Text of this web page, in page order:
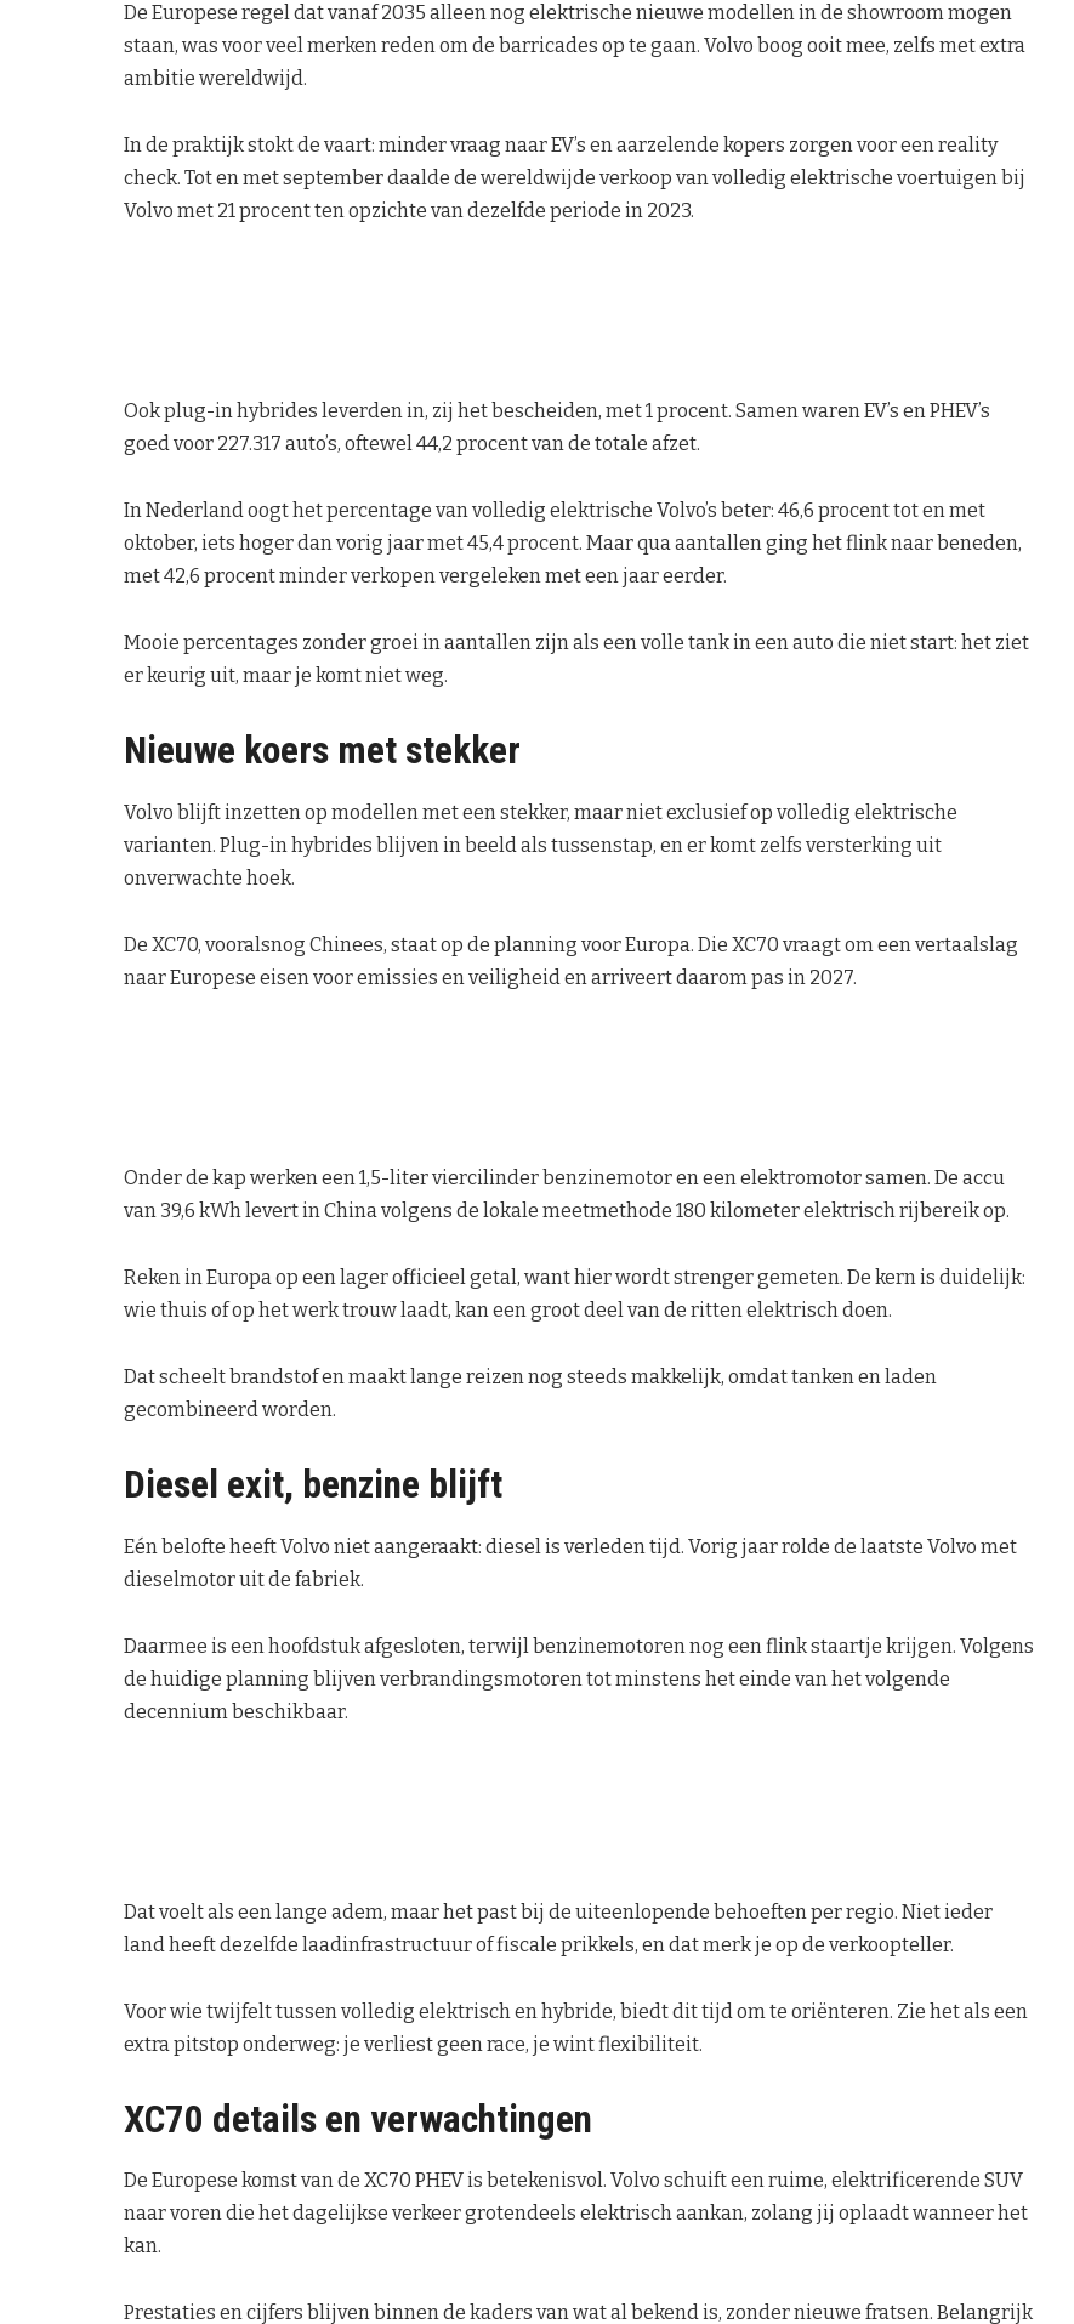
De Europese regel dat vanaf 2035 alleen nog elektrische nieuwe modellen in de showroom mogen
staan, was voor veel merken reden om de barricades op te gaan. Volvo boog ooit mee, zelfs met extra
ambitie wereldwijd.
In de praktijk stokt de vaart: minder vraag naar EV’s en aarzelende kopers zorgen voor een reality
check. Tot en met september daalde de wereldwijde verkoop van volledig elektrische voertuigen bij
Volvo met 21 procent ten opzichte van dezelfde periode in 2023.
Ook plug-in hybrides leverden in, zij het bescheiden, met 1 procent. Samen waren EV’s en PHEV’s
goed voor 227.317 auto’s, oftewel 44,2 procent van de totale afzet.
In Nederland oogt het percentage van volledig elektrische Volvo’s beter: 46,6 procent tot en met
oktober, iets hoger dan vorig jaar met 45,4 procent. Maar qua aantallen ging het flink naar beneden,
met 42,6 procent minder verkopen vergeleken met een jaar eerder.
Mooie percentages zonder groei in aantallen zijn als een volle tank in een auto die niet start: het ziet
er keurig uit, maar je komt niet weg.
Nieuwe koers met stekker
Volvo blijft inzetten op modellen met een stekker, maar niet exclusief op volledig elektrische
varianten. Plug-in hybrides blijven in beeld als tussenstap, en er komt zelfs versterking uit
onverwachte hoek.
De XC70, vooralsnog Chinees, staat op de planning voor Europa. Die XC70 vraagt om een vertaalslag
naar Europese eisen voor emissies en veiligheid en arriveert daarom pas in 2027.
Onder de kap werken een 1,5-liter viercilinder benzinemotor en een elektromotor samen. De accu
van 39,6 kWh levert in China volgens de lokale meetmethode 180 kilometer elektrisch rijbereik op.
Reken in Europa op een lager officieel getal, want hier wordt strenger gemeten. De kern is duidelijk:
wie thuis of op het werk trouw laadt, kan een groot deel van de ritten elektrisch doen.
Dat scheelt brandstof en maakt lange reizen nog steeds makkelijk, omdat tanken en laden
gecombineerd worden.
Diesel exit, benzine blijft
Eén belofte heeft Volvo niet aangeraakt: diesel is verleden tijd. Vorig jaar rolde de laatste Volvo met
dieselmotor uit de fabriek.
Daarmee is een hoofdstuk afgesloten, terwijl benzinemotoren nog een flink staartje krijgen. Volgens
de huidige planning blijven verbrandingsmotoren tot minstens het einde van het volgende
decennium beschikbaar.
Dat voelt als een lange adem, maar het past bij de uiteenlopende behoeften per regio. Niet ieder
land heeft dezelfde laadinfrastructuur of fiscale prikkels, en dat merk je op de verkoopteller.
Voor wie twijfelt tussen volledig elektrisch en hybride, biedt dit tijd om te oriënteren. Zie het als een
extra pitstop onderweg: je verliest geen race, je wint flexibiliteit.
XC70 details en verwachtingen
De Europese komst van de XC70 PHEV is betekenisvol. Volvo schuift een ruime, elektrificerende SUV
naar voren die het dagelijkse verkeer grotendeels elektrisch aankan, zolang jij oplaadt wanneer het
kan.
Prestaties en cijfers blijven binnen de kaders van wat al bekend is, zonder nieuwe fratsen. Belangrijk